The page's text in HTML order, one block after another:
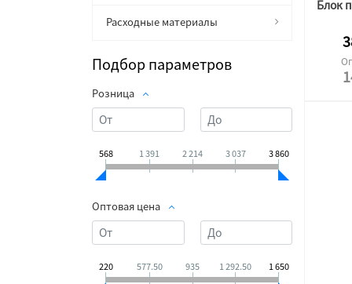
Расходные материалы
Подбор параметров
Розница
568 1 391 2 214 3 037 3 860
Оптовая цена
220 577.50 935 1 292.50 1 650